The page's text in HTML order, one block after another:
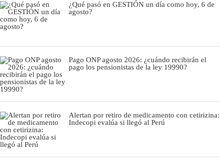
¿Qué pasó en GESTIÓN un día como hoy, 6 de
agosto?
Pago ONP agosto 2026: ¿cuándo recibirán el
pago los pensionistas de la ley 19990?
Alertan por retiro de medicamento con cetirizina:
Indecopi evalúa si llegó al Perú